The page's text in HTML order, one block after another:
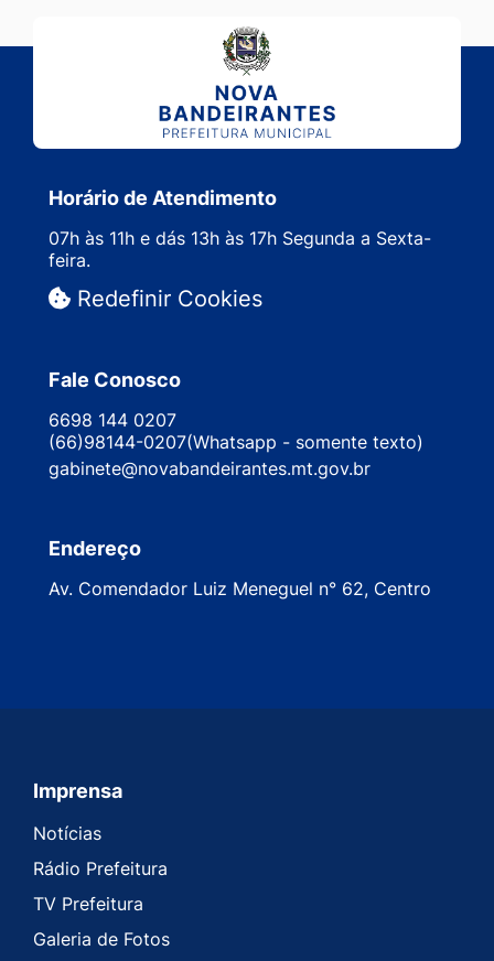
Horário de Atendimento
07h às 11h e dás 13h às 17h Segunda a Sexta-
feira.
Redefinir Cookies
Fale Conosco
6698 144 0207
(66)98144-0207(Whatsapp - somente texto)
gabinete@novabandeirantes.mt.gov.br
Endereço
Av. Comendador Luiz Meneguel n° 62, Centro
Seção do Rodapé e Contato
Imprensa
Notícias
Rádio Prefeitura
TV Prefeitura
Galeria de Fotos